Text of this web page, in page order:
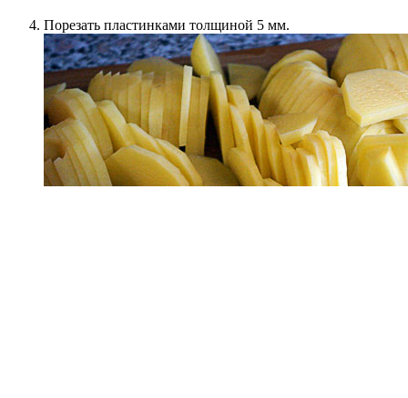
Порезать пластинками толщиной 5 мм.